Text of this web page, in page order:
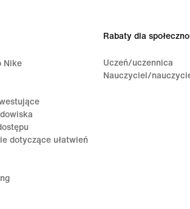
Nike
dotyczące ułatwień
Rabaty dla
Uczeń/uczennica
Nauczyciel/